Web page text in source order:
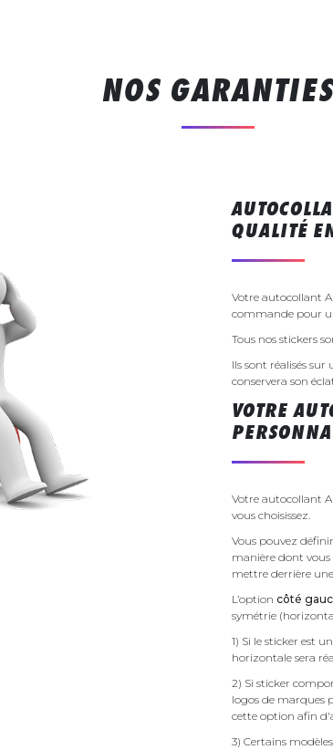
NOS GARANTIES
QUALITÉ
Votre autocollant
commande pour
Tous nos stickers
Ils sont réalisés
conservera son
VOTRE
Votre autocollant
vous choisissez.
Vous pouvez
manière dont vous
mettre derrière
L’option côté
symétrie
1) Si le sticker est
horizontale sera
2) Si sticker
logos de marques
cette option afin
3) Certains